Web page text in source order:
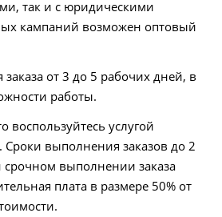
так и с юридическими
кампаний возможен оптовый
от 3 до 5 рабочих дней, в
работы.
воспользуйтесь услугой
выполнения заказов до 2
выполнении заказа
плата в размере 50% от